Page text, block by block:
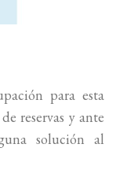
para esta
reservas y ante
solución al